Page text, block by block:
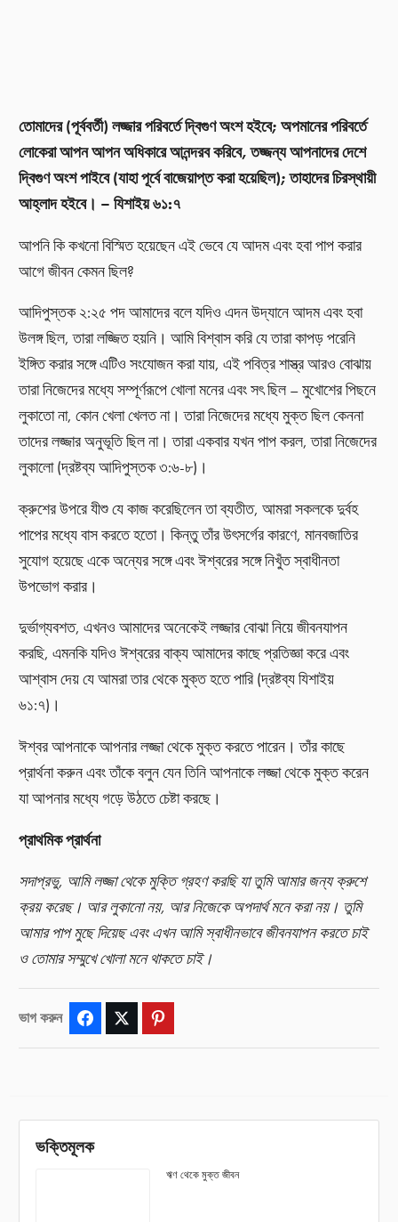
তোমাদের (পূর্ববর্তী) লজ্জার পরিবর্তে দ্বিগুণ অংশ হইবে; অপমানের পরিবর্তে
লোকেরা আপন আপন অধিকারে আনন্দরব করিবে, তজ্জন্য আপনাদের দেশে
দ্বিগুণ অংশ পাইবে (যাহা পূর্বে বাজেয়াপ্ত করা হয়েছিল); তাহাদের চিরস্থায়ী
আহ্লাদ হইবে। – যিশাইয় ৬১:৭
আপনি কি কখনো বিস্মিত হয়েছেন এই ভেবে যে আদম এবং হবা পাপ করার
আগে জীবন কেমন ছিল?
আদিপুস্তক ২:২৫ পদ আমাদের বলে যদিও এদন উদ্যানে আদম এবং হবা
উলঙ্গ ছিল, তারা লজ্জিত হয়নি। আমি বিশ্বাস করি যে তারা কাপড় পরেনি
ইঙ্গিত করার সঙ্গে এটিও সংযোজন করা যায়, এই পবিত্র শাস্ত্র আরও বোঝায়
তারা নিজেদের মধ্যে সম্পূর্ণরূপে খোলা মনের এবং সৎ ছিল – মুখোশের পিছনে
লুকাতো না, কোন খেলা খেলত না। তারা নিজেদের মধ্যে মুক্ত ছিল কেননা
তাদের লজ্জার অনুভূতি ছিল না। তারা একবার যখন পাপ করল, তারা নিজেদের
লুকালো (দ্রষ্টব্য আদিপুস্তক ৩:৬-৮)।
ক্রুশের উপরে যীশু যে কাজ করেছিলেন তা ব্যতীত, আমরা সকলকে দুর্বহ
পাপের মধ্যে বাস করতে হতো। কিন্তু তাঁর উৎসর্গের কারণে, মানবজাতির
সুযোগ হয়েছে একে অন্যের সঙ্গে এবং ঈশ্বরের সঙ্গে নিখুঁত স্বাধীনতা
উপভোগ করার।
দুর্ভাগ্যবশত, এখনও আমাদের অনেকেই লজ্জার বোঝা নিয়ে জীবনযাপন
করছি, এমনকি যদিও ঈশ্বরের বাক্য আমাদের কাছে প্রতিজ্ঞা করে এবং
আশ্বাস দেয় যে আমরা তার থেকে মুক্ত হতে পারি (দ্রষ্টব্য যিশাইয়
৬১:৭)।
ঈশ্বর আপনাকে আপনার লজ্জা থেকে মুক্ত করতে পারেন। তাঁর কাছে
প্রার্থনা করুন এবং তাঁকে বলুন যেন তিনি আপনাকে লজ্জা থেকে মুক্ত করেন
যা আপনার মধ্যে গড়ে উঠতে চেষ্টা করছে।
প্রাথমিক প্রার্থনা
সদাপ্রভু, আমি লজ্জা থেকে মুক্তি গ্রহণ করছি যা তুমি আমার জন্য ক্রুশে
ক্রয় করেছ। আর লুকানো নয়, আর নিজেকে অপদার্থ মনে করা নয়। তুমি
আমার পাপ মুছে দিয়েছ এবং এখন আমি স্বাধীনভাবে জীবনযাপন করতে চাই
ও তোমার সম্মুখে খোলা মনে থাকতে চাই।
ভাগ করুন Facebook Twitter
ভক্তিমূলক
ঋণ থেকে মুক্ত জীবন